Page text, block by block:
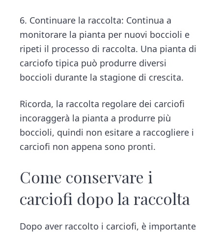
6. Continuare la raccolta: Continua a
monitorare la pianta per nuovi boccioli e
ripeti il processo di raccolta. Una pianta di
carciofo tipica può produrre diversi
boccioli durante la stagione di crescita.
Ricorda, la raccolta regolare dei carciofi
incoraggerà la pianta a produrre più
boccioli, quindi non esitare a raccogliere i
carciofi non appena sono pronti.
Come conservare i
carciofi dopo la raccolta
Dopo aver raccolto i carciofi, è importante